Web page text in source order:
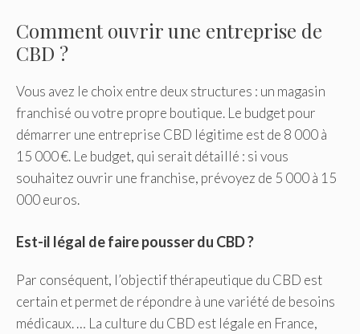
Comment ouvrir une entreprise de
CBD ?
Vous avez le choix entre deux structures : un magasin
franchisé ou votre propre boutique. Le budget pour
démarrer une entreprise CBD légitime est de 8 000 à
15 000 €. Le budget, qui serait détaillé : si vous
souhaitez ouvrir une franchise, prévoyez de 5 000 à 15
000 euros.
Est-il légal de faire pousser du CBD ?
Par conséquent, l’objectif thérapeutique du CBD est
certain et permet de répondre à une variété de besoins
médicaux. … La culture du CBD est légale en France,